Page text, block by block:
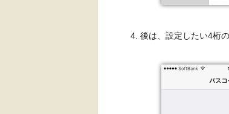
後は、設定したい4桁